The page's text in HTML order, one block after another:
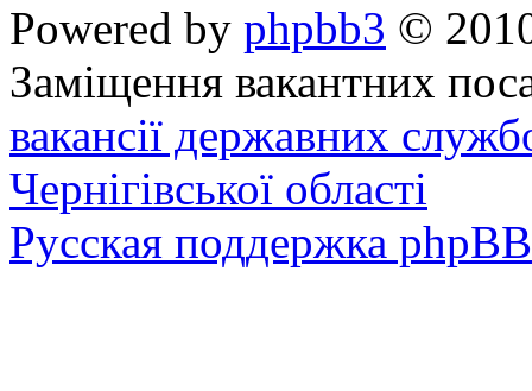
Powered by phpbb3 ©
Заміщення вакантних
вакансії державних
Чернігівської області
Русская поддержка phpBB